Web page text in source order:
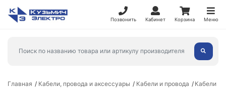
Позвонить Кабинет Корзина Меню
Главная Кабели, провода и аксессуары Кабели и провода
Кабели